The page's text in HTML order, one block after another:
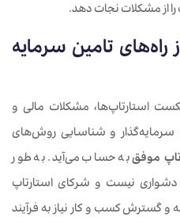
از مشکلات نجات دهد.
راه‌های تامین سرمایه
استارتاپ‌ها، مشکلات مالی و
و شناسایی روش‌های
موفقبه حساب می‌آید. به طور
دشواری نیست و شرکای استارتاپ
و گسترش کسب و کار نیاز به فرآیند